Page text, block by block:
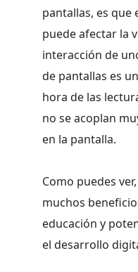
pantallas, es que
puede afectar la
interacción de
de pantallas es
hora de las
no se acoplan
en la pantalla.
Como puedes
muchos
educación y
el desarrollo